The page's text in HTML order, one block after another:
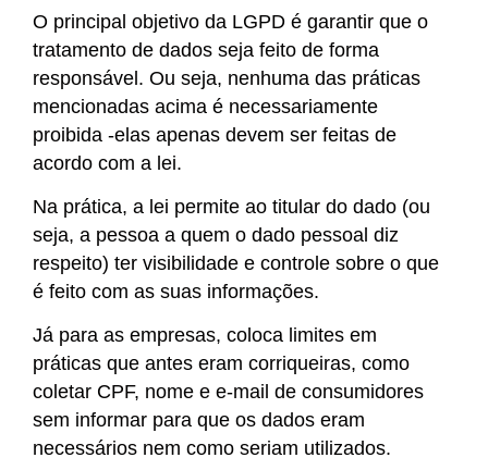
O principal objetivo da LGPD é garantir que o
tratamento de dados seja feito de forma
responsável. Ou seja, nenhuma das práticas
mencionadas acima é necessariamente
proibida -elas apenas devem ser feitas de
acordo com a lei.
Na prática, a lei permite ao titular do dado (ou
seja, a pessoa a quem o dado pessoal diz
respeito) ter visibilidade e controle sobre o que
é feito com as suas informações.
Já para as empresas, coloca limites em
práticas que antes eram corriqueiras, como
coletar CPF, nome e e-mail de consumidores
sem informar para que os dados eram
necessários nem como seriam utilizados.